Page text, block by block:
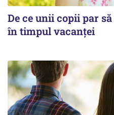
De ce unii copii par
în timpul vacanței